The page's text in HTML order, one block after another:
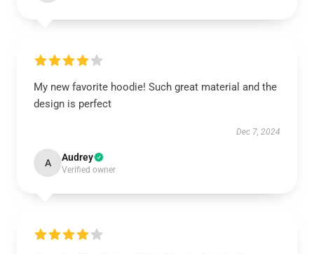
My new favorite hoodie! Such great material and the
design is perfect
Dec 7, 2024
A Audrey
Verified owner